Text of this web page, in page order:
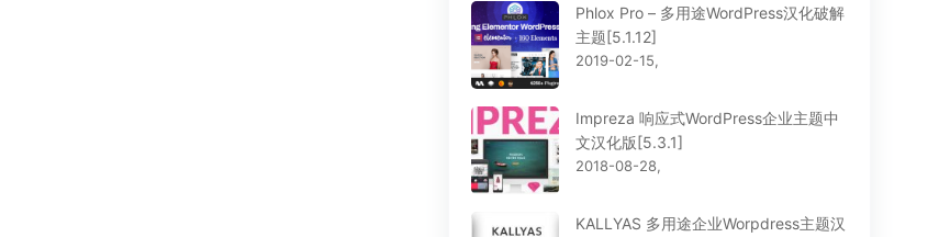
Phlox Pro – 多用途WordPress汉化破解
主题[5.1.12]
2019-02-15,
Impreza 响应式WordPress企业主题中
文汉化版[5.3.1]
2018-08-28,
KALLYAS 多用途企业Worpdress主题汉